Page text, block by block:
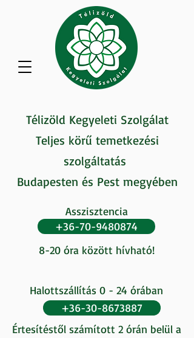
Télizöld Kegyeleti Szolgálat
Teljes körű temetkezési
szolgáltatás
Budapesten és Pest megyében
Asszisztencia
8-20 óra között hívható!
+36-70-9480874
Halottszállítás 0 - 24 órában
Értesítéstől számított 2 órán belül a
+36-30-8673887